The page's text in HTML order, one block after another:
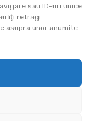
sau ID-uri unice
îți retragi
asupra unor anumite